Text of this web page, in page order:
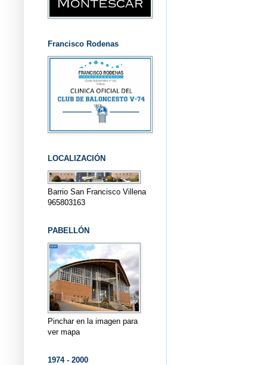
Francisco Rodenas
LOCALIZACIÓN
Barrio San Francisco Villena
965803163
PABELLÓN
Pinchar en la imagen para
ver mapa
1974 - 2000